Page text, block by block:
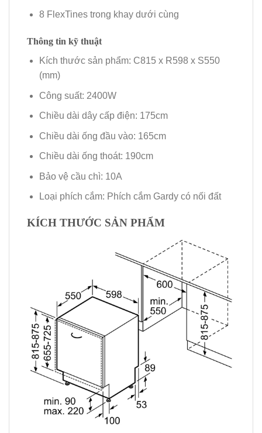
8 FlexTines trong khay dưới cùng
Thông tin kỹ thuật
Kích thước sản phẩm: C815 x R598 x S550
(mm)
Công suất: 2400W
Chiều dài dây cấp điện: 175cm
Chiều dài ống đầu vào: 165cm
Chiều dài ống thoát: 190cm
Bảo vệ cầu chì: 10A
Loại phích cắm: Phích cắm Gardy có nối đất
KÍCH THƯỚC SẢN PHẨM